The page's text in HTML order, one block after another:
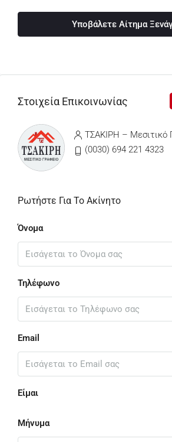
Υποβάλετε Αίτημα
Στοιχεία Επικοινωνίας
ΤΣΑΚΙΡΗ – Μεσιτικό
(0030) 694 221 4323
Ρωτήστε Για Το Ακίνητο
Όνομα
Τηλέφωνο
Email
Είμαι
Μήνυμα